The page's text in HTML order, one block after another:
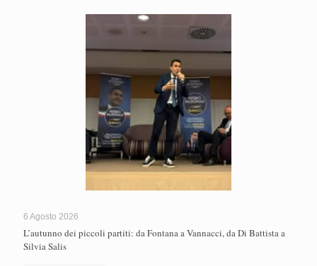
6 Agosto 2026
L’autunno dei piccoli partiti: da Fontana a Vannacci, da Di Battista a
Silvia Salis